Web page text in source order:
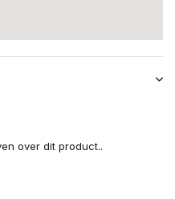
over dit product..